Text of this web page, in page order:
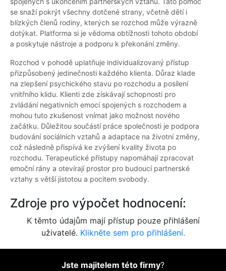
se snaží pokrýt všechny dotčené strany, včetně dětí i
blízkých členů rodiny, kterých se rozchod může výrazně
dotýkat. Platforma si je vědoma obtížnosti tohoto období
a poskytuje nástroje a podporu k překonání změny.
Rozchod v pohodě uplatňuje individualizovaný přístup
přizpůsobený jedinečnosti každého klienta. Důraz klade
na zlepšení psychického stavu po rozchodu a posílení
vnitřního klidu. Klienti zde získávají schopnosti pro
zvládání negativních emocí spojených s rozchodem a
mohou tuto zkušenost vnímat jako možnost nového
začátku. Důležitou součástí práce společnosti je podpora
budování sociálních vztahů a adaptace na životní změny,
což následně přispívá ke zvýšení kvality života po
rozchodu. Terapeutické přístupy napomáhají zpracovat
emoční rány a otevírají prostor pro budoucí partnerské
vztahy s větší jistotou a pocitem svobody.
Zdroje pro výpočet hodnocení:
K těmto údajům mají přístup pouze přihlášení
uživatelé. Klikněte sem pro přihlášení.
Jste majitelem této firmy?